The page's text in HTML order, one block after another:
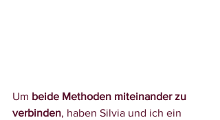
Um beide Methoden miteinander zu
verbinden, haben Silvia und ich ein